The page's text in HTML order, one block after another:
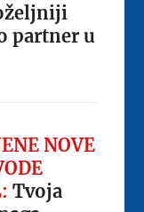
partner u
NOVE
Tvoja